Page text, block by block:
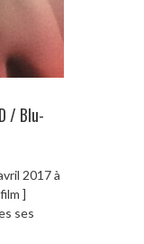
/ Blu-
2017 à
]
ses